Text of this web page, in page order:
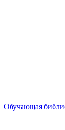
Обучающая